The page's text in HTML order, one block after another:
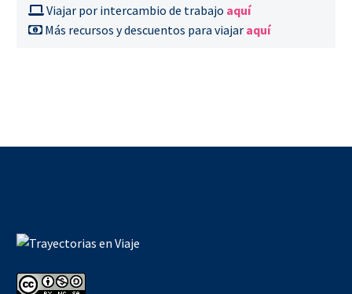
Viajar por intercambio de trabajo aquí
Más recursos y descuentos para viajar aquí